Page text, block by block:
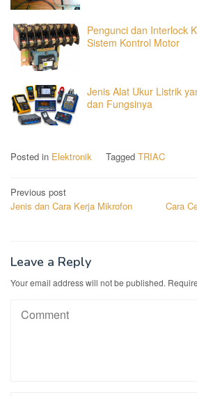
Pengunci dan Interlock
Sistem Kontrol Motor
Jenis Alat Ukur Listrik
dan Fungsinya
Posted in Elektronik Tagged TRIAC
Post
navigation
Previous post
Jenis dan Cara Kerja Mikrofon
Cara
Leave a Reply
Your email address will not be published.